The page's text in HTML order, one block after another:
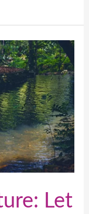
Let